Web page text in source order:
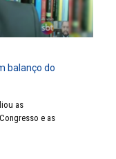
balanço do
as
e as